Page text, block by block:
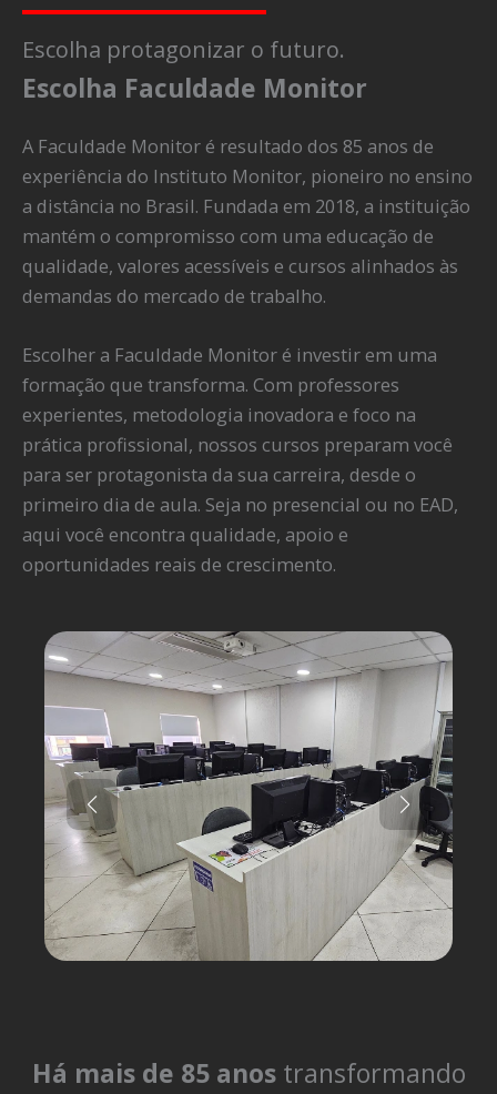
Escolha protagonizar o futuro.
Escolha Faculdade Monitor
A Faculdade Monitor é resultado dos 85 anos de
experiência do Instituto Monitor, pioneiro no ensino
a distância no Brasil. Fundada em 2018, a instituição
mantém o compromisso com uma educação de
qualidade, valores acessíveis e cursos alinhados às
demandas do mercado de trabalho.
Escolher a Faculdade Monitor é investir em uma
formação que transforma. Com professores
experientes, metodologia inovadora e foco na
prática profissional, nossos cursos preparam você
para ser protagonista da sua carreira, desde o
primeiro dia de aula. Seja no presencial ou no EAD,
aqui você encontra qualidade, apoio e
oportunidades reais de crescimento.
Há mais de 85 anostransformando